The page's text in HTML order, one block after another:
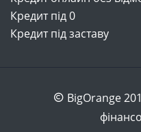
Кредит під 0
Кредит під заставу
BigOrange